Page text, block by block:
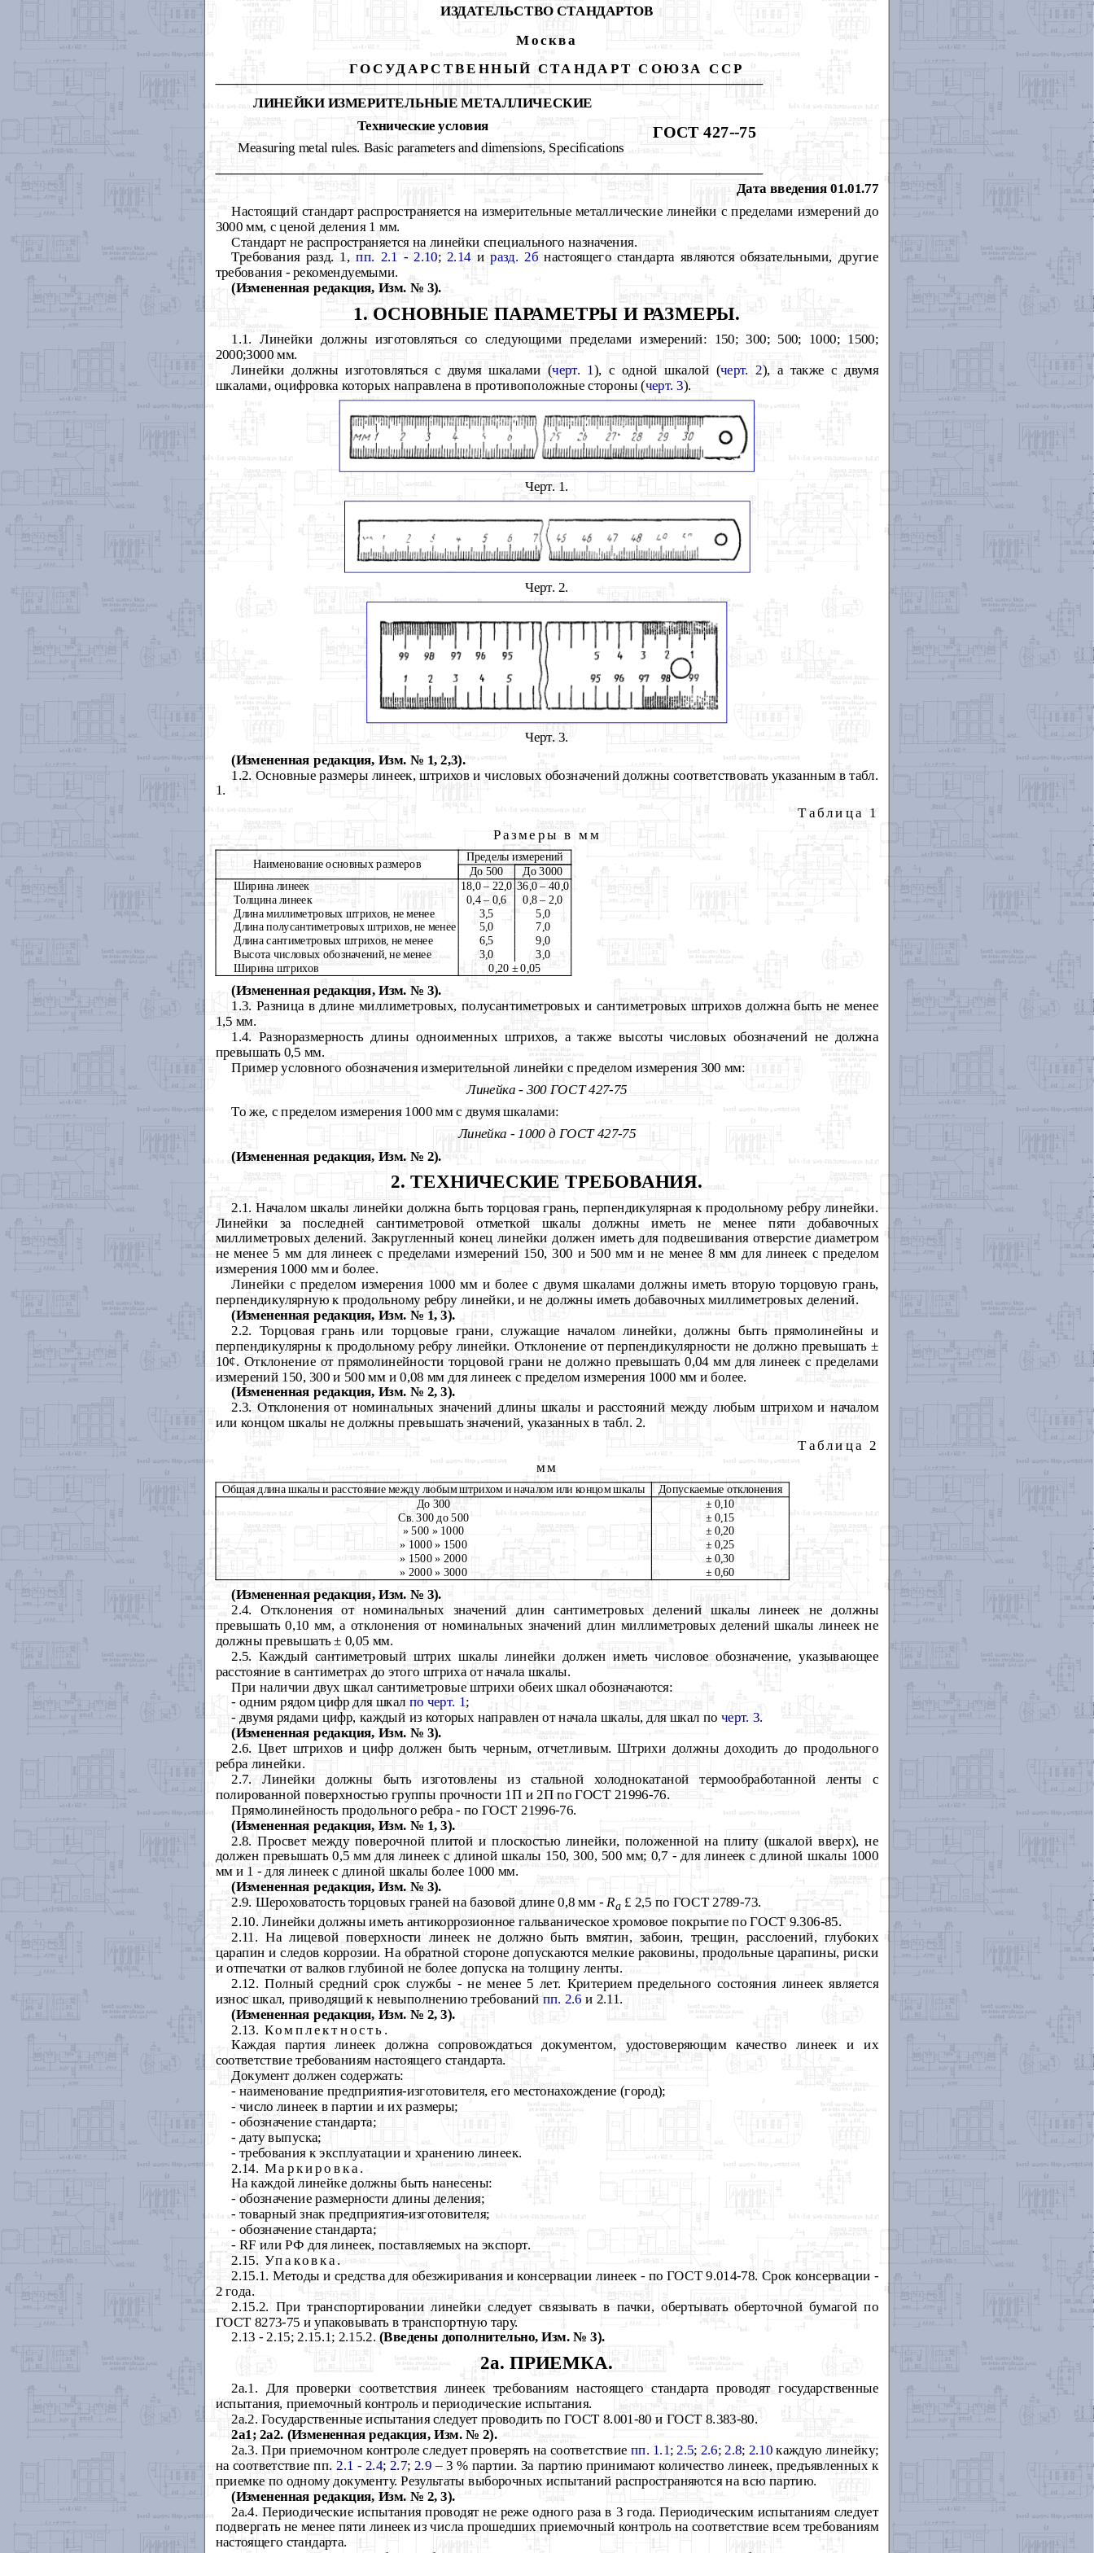
ИЗДАТЕЛЬСТВО СТАНДАРТОВ
Москва
ГОСУДАРСТВЕННЫЙ СТАНДАРТ СОЮЗА ССР
ЛИНЕЙКИ ИЗМЕРИТЕЛЬНЫЕ МЕТАЛЛИЧЕСКИЕ
Технические условия
Measuring metal rules. Basic parameters and dimensions, Specifications
ГОСТ 427--75
Дата введения 01.01.77
Настоящий стандарт распространяется на измерительные металлические линейки с пределами измерений до
3000 мм, с ценой деления 1 мм.
Стандарт не распространяется на линейки специального назначения.
Требования разд. 1,пп. 2.1-2.10;2.14иразд. 2бнастоящего стандарта являются обязательными, другие
требования - рекомендуемыми.
(Измененная редакция, Изм. № 3).
1. ОСНОВНЫЕ ПАРАМЕТРЫ И РАЗМЕРЫ.
1.1. Линейки должны изготовляться со следующими пределами измерений: 150; 300; 500; 1000; 1500;
2000;3000 мм.
Линейки должны изготовляться с двумя шкалами (черт. 1), с одной шкалой (черт. 2), а также с двумя
шкалами, оцифровка которых направлена в противоположные стороны (черт. 3).
Черт. 1.
Черт. 2.
Черт. 3.
(Измененная редакция, Изм. № 1, 2,3).
1.2. Основные размеры линеек, штрихов и числовых обозначений должны соответствовать указанным в табл.
1.
Таблица 1
Размеры в мм
Наименование основных размеров
Пределы измерений
До 500
До 3000
Ширина линеек
18,0 – 22,0 36,0 – 40,0
Толщина линеек
0,4 – 0,6 0,8 – 2,0
Длина миллиметровых штрихов, не менее 3,5 5,0
Длина полусантиметровых штрихов, не менее 5,0
7,0
Длина сантиметровых штрихов, не менее
6,5
9,0
Высота числовых обозначений, не менее
3,0
3,0
Ширина штрихов
0,20 ± 0,05
(Измененная редакция, Изм. № 3).
1.3. Разница в длине миллиметровых, полусантиметровых и сантиметровых штрихов должна быть не менее
1,5 мм.
1.4. Разноразмерность длины одноименных штрихов, а также высоты числовых обозначений не должна
превышать 0,5 мм.
Пример условного обозначения измерительной линейки с пределом измерения 300 мм:
Линейка - 300 ГОСТ 427-75
То же, с пределом измерения 1000 мм с двумя шкалами:
Линейка - 1000 д ГОСТ 427-75
(Измененная редакция, Изм. № 2).
2. ТЕХНИЧЕСКИЕ ТРЕБОВАНИЯ.
2.1.Началом шкалы линейки должна быть торцовая грань, перпендикулярная к продольному ребру линейки.
Линейки за последней сантиметровой отметкой шкалы должны иметь не менее пяти добавочных
миллиметровых делений. Закругленный конец линейки должен иметь для подвешивания отверстие диаметром
не менее 5 мм для линеек с пределами измерений 150, 300 и 500 мм и не менее 8 мм для линеек с пределом
измерения 1000 мм и более.
Линейки с пределом измерения 1000 мм и более с двумя шкалами должны иметь вторую торцовую грань,
перпендикулярную к продольному ребру линейки, и не должны иметь добавочных миллиметровых делений.
(Измененная редакция, Изм. № 1, 3).
2.2. Торцовая грань или торцовые грани, служащие началом линейки, должны быть прямолинейны и
перпендикулярны к продольному ребру линейки. Отклонение от перпендикулярности не должно превышать ±
10¢. Отклонение от прямолинейности торцовой грани не должно превышать 0,04 мм для линеек с пределами
измерений 150, 300 и 500 мм и 0,08 мм для линеек с пределом измерения 1000 мм и более.
(Измененная редакция, Изм. № 2, 3).
2.3. Отклонения от номинальных значений длины шкалы и расстояний между любым штрихом и началом
или концом шкалы не должны превышать значений, указанных в табл. 2.
Таблица 2
мм
Общая длина шкалы и расстояние между любым штрихом и началом или концом шкалы Допускаемые отклонения
До 300 ± 0,10
Св. 300 до 500
± 0,15
» 500 » 1000
± 0,20
» 1000 » 1500
± 0,25
» 1500 » 2000
± 0,30
» 2000 » 3000
± 0,60
(Измененная редакция, Изм. № 3).
2.4. Отклонения от номинальных значений длин сантиметровых делений шкалы линеек не должны
превышать 0,10 мм, а отклонения от номинальных значений длин миллиметровых делений шкалы линеек не
должны превышать ± 0,05 мм.
2.5.Каждый сантиметровый штрих шкалы линейки должен иметь числовое обозначение, указывающее
расстояние в сантиметрах до этого штриха от начала шкалы.
При наличии двух шкал сантиметровые штрихи обеих шкал обозначаются:
- одним рядом цифр для шкал по черт. 1;
- двумя рядами цифр, каждый из которых направлен от начала шкалы, для шкал по черт. 3.
(Измененная редакция, Изм. № 3).
2.6. Цвет штрихов и цифр должен быть черным, отчетливым. Штрихи должны доходить до продольного
ребра линейки.
2.7.Линейки должны быть изготовлены из стальной холоднокатаной термообработанной ленты с
полированной поверхностью группы прочности 1П и 2П по ГОСТ 21996-76.
Прямолинейность продольного ребра - по ГОСТ 21996-76.
(Измененная редакция, Изм. № 1, 3).
2.8.Просвет между поверочной плитой и плоскостью линейки, положенной на плиту (шкалой вверх), не
должен превышать 0,5 мм для линеек с длиной шкалы 150, 300, 500 мм; 0,7 - для линеек с длиной шкалы 1000
мм и 1 - для линеек с длиной шкалы более 1000 мм.
(Измененная редакция, Изм. № 3).
2.9.Шероховатость торцовых граней на базовой длине 0,8 мм -Ra £ 2,5 по ГОСТ 2789-73.
2.10.Линейки должны иметь антикоррозионное гальваническое хромовое покрытие по ГОСТ 9.306-85.
2.11. На лицевой поверхности линеек не должно быть вмятин, забоин, трещин, расслоений, глубоких
царапин и следов коррозии. На обратной стороне допускаются мелкие раковины, продольные царапины, риски
и отпечатки от валков глубиной не более допуска на толщину ленты.
2.12. Полный средний срок службы - не менее 5 лет. Критерием предельного состояния линеек является
износ шкал, приводящий к невыполнению требованийпп. 2.6 и 2.11.
(Измененная редакция, Изм. № 2, 3).
2.13. Комплектность.
Каждая партия линеек должна сопровождаться документом, удостоверяющим качество линеек и их
соответствие требованиям настоящего стандарта.
Документ должен содержать:
- наименование предприятия-изготовителя, его местонахождение (город);
- число линеек в партии и их размеры;
- обозначение стандарта;
- дату выпуска;
- требования к эксплуатации и хранению линеек.
2.14.
Маркировка.
На каждой линейке должны быть нанесены:
- обозначение размерности длины деления;
- товарный знак предприятия-изготовителя;
- обозначение стандарта;
- RF или РФ для линеек, поставляемых на экспорт.
2.15. Упаковка.
2.15.1. Методы и средства для обезжиривания и консервации линеек - по ГОСТ 9.014-78. Срок консервации -
2 года.
2.15.2. При транспортировании линейки следует связывать в пачки, обертывать оберточной бумагой по
ГОСТ 8273-75 и упаковывать в транспортную тару.
2.13 - 2.15; 2.15.1; 2.15.2. (Введены дополнительно, Изм. № 3).
2а. ПРИЕМКА.
2а.1. Для проверки соответствия линеек требованиям настоящего стандарта проводят государственные
испытания, приемочный контроль и периодические испытания.
2а.2. Государственные испытания следует проводить по ГОСТ 8.001-80 и ГОСТ 8.383-80.
2а1; 2а2. (Измененная редакция, Изм. № 2).
2а.3. При приемочном контроле следует проверять на соответствие пп. 1.1; 2.5; 2.6; 2.8; 2.10каждую линейку;
на соответствие пп. 2.1 - 2.4; 2.7; 2.9 – 3 % партии. За партию принимают количество линеек, предъявленных к
приемке по одному документу. Результаты выборочных испытаний распространяются на всю партию.
(Измененная редакция, Изм. № 2, 3).
2а.4. Периодические испытания проводят не реже одного раза в 3 года. Периодическим испытаниям следует
подвергать не менее пяти линеек из числа прошедших приемочный контроль на соответствие всем требованиям
настоящего стандарта.